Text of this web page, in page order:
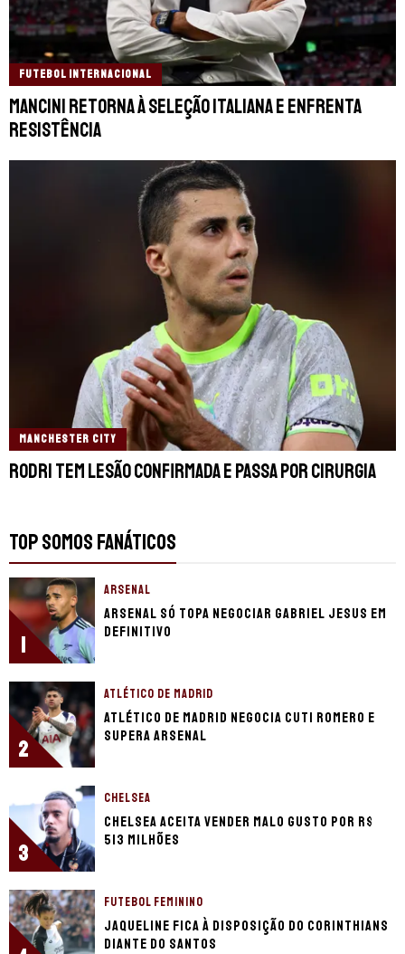
FUTEBOL INTERNACIONAL
Mancini retorna à Seleção Italiana e enfrenta
resistência
MANCHESTER CITY
Rodri tem lesão confirmada e passa por cirurgia
TOP SOMOS FANÁTICOS
1
ARSENAL
Arsenal só topa negociar Gabriel Jesus em
definitivo
2
ATLÉTICO DE MADRID
Atlético de Madrid negocia Cuti Romero e
supera Arsenal
3
CHELSEA
Chelsea aceita vender Malo Gusto por R$
513 milhões
FUTEBOL FEMININO
Jaqueline fica à disposição do Corinthians
diante do Santos